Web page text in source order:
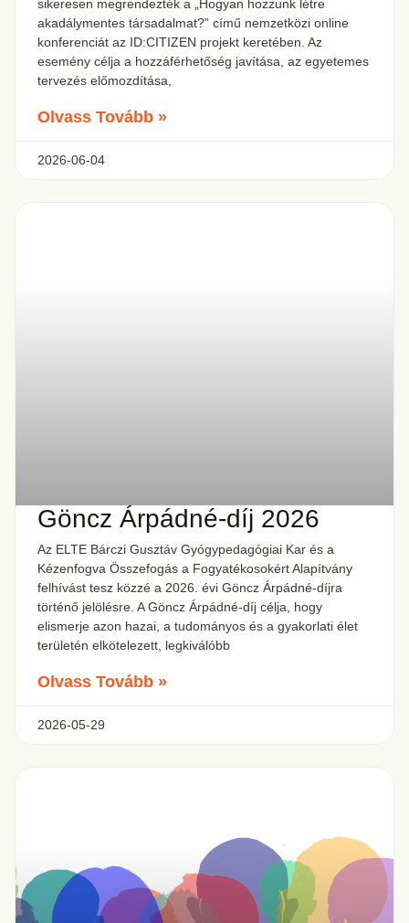
sikeresen megrendezték a „Hogyan hozzunk létre
akadálymentes társadalmat?” című nemzetközi online
konferenciát az ID:CITIZEN projekt keretében. Az
esemény célja a hozzáférhetőség javítása, az egyetemes
tervezés előmozdítása,
Olvass Tovább »
2026-06-04
Göncz Árpádné-díj 2026
Az ELTE Bárczi Gusztáv Gyógypedagógiai Kar és a
Kézenfogva Összefogás a Fogyatékosokért Alapítvány
felhívást tesz közzé a 2026. évi Göncz Árpádné-díjra
történő jelölésre. A Göncz Árpádné-díj célja, hogy
elismerje azon hazai, a tudományos és a gyakorlati élet
területén elkötelezett, legkiválóbb
Olvass Tovább »
2026-05-29